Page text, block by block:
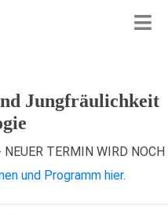
Jungfräulichkeit
NEUER TERMIN WIRD NOCH
und Programm hier.